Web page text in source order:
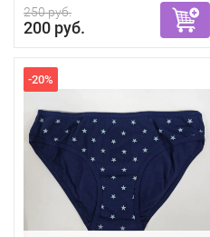
250 руб.
200 руб.
-20%